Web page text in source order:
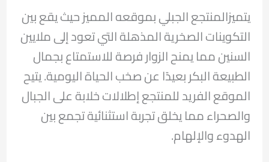
يتميزالمنتجع الجبلي بموقعه المميز حيث يقع بين
التكوينات الصخرية المذهلة التي تعود إلى ملايين
السنين مما يمنح الزوار فرصة للاستمتاع بجمال
الطبيعة البكر بعيدًا عن صخب الحياة اليومية. يتيح
الموقع الفريد للمنتجع إطلالات خلابة على الجبال
والصحراء مما يخلق تجربة استثنائية تجمع بين
الهدوء والإلهام.